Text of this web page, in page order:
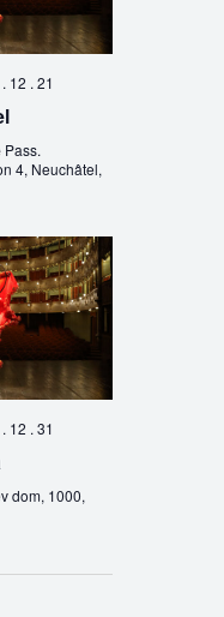
12 . 21
Pass.
4, Neuchâtel,
12 . 31
dom, 1000,